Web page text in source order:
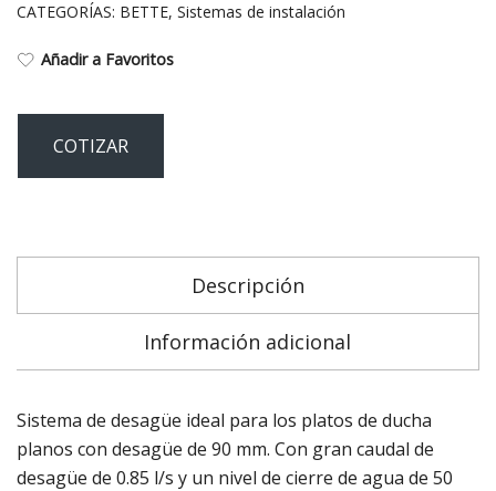
CATEGORÍAS: BETTE, Sistemas de instalación
Añadir a Favoritos
COTIZAR
Descripción
Información adicional
Sistema de desagüe ideal para los platos de ducha
planos con desagüe de 90 mm. Con gran caudal de
desagüe de 0.85 l/s y un nivel de cierre de agua de 50